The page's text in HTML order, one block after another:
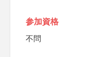
参加資格
不問